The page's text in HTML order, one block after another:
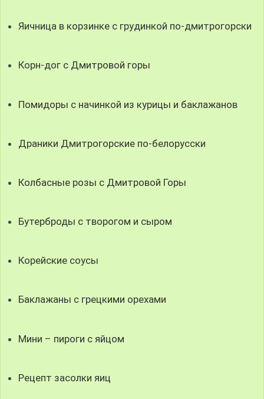
Яичница в корзинке с грудинкой по-дмитрогорски
Корн-дог с Дмитровой горы
Помидоры с начинкой из курицы и баклажанов
Драники Дмитрогорские по-белорусски
Колбасные розы с Дмитровой Горы
Бутерброды с творогом и сыром
Корейские соусы
Баклажаны с грецкими орехами
Мини – пироги с яйцом
Рецепт засолки яиц